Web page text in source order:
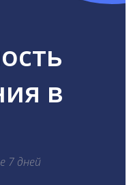
в
7 дней